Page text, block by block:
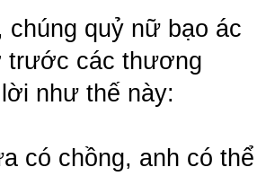
chúng quỷ nữ bạo ác
trước các thương
như thế này:
có chồng, anh có thể